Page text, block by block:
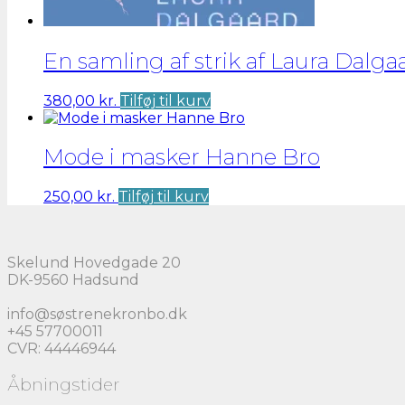
En samling af strik af Laura
380,00 kr. Tilføj til kurv
Mode i masker Hanne Bro
250,00 kr. Tilføj til kurv
Skelund Hovedgade 20
DK-9560 Hadsund
info@søstrenekronbo.dk
+45 57700011
CVR: 44446944
Åbningstider